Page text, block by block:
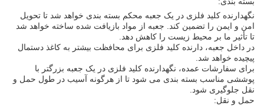
نگهدارنده کلید فلزی در یک جعبه محکم بسته بندی خواهد شد تا تحویل
امن و ایمن را تضمین کند. جعبه از مواد بازیافت شده ساخته خواهد شد
تا تأثیر ما بر محیط زیست را کاهش دهد.
در داخل جعبه، دارنده کلید فلزی برای محافظت بیشتر به کاغذ دستمال
پیچیده خواهد شد.
برای سفارشات عمده، نگهدارنده کلید فلزی در یک جعبه بزرگتر با
پوششی مناسب بسته بندی می شود تا از هرگونه آسیب در طول حمل و
نقل جلوگیری شود.
حمل و نقل: